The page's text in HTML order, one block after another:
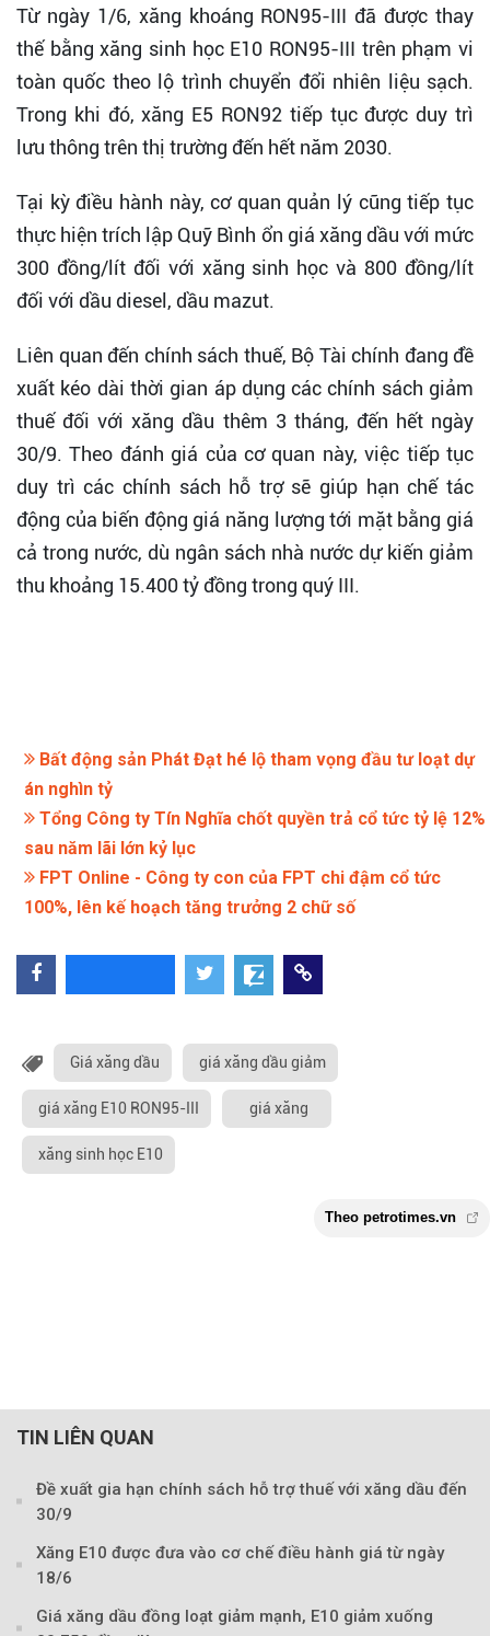
Từ ngày 1/6, xăng khoáng RON95-III đã được thay
thế bằng xăng sinh học E10 RON95-III trên phạm vi
toàn quốc theo lộ trình chuyển đổi nhiên liệu sạch.
Trong khi đó, xăng E5 RON92 tiếp tục được duy trì
lưu thông trên thị trường đến hết năm 2030.
Tại kỳ điều hành này, cơ quan quản lý cũng tiếp tục
thực hiện trích lập Quỹ Bình ổn giá xăng dầu với mức
300 đồng/lít đối với xăng sinh học và 800 đồng/lít
đối với dầu diesel, dầu mazut.
Liên quan đến chính sách thuế, Bộ Tài chính đang đề
xuất kéo dài thời gian áp dụng các chính sách giảm
thuế đối với xăng dầu thêm 3 tháng, đến hết ngày
30/9. Theo đánh giá của cơ quan này, việc tiếp tục
duy trì các chính sách hỗ trợ sẽ giúp hạn chế tác
động của biến động giá năng lượng tới mặt bằng giá
cả trong nước, dù ngân sách nhà nước dự kiến giảm
thu khoảng 15.400 tỷ đồng trong quý III.
Bất động sản Phát Đạt hé lộ tham vọng đầu tư loạt dự
án nghìn tỷ
Tổng Công ty Tín Nghĩa chốt quyền trả cổ tức tỷ lệ 12%
sau năm lãi lớn kỷ lục
FPT Online - Công ty con của FPT chi đậm cổ tức
100%, lên kế hoạch tăng trưởng 2 chữ số
Giá xăng dầu giá xăng dầu giảm
giá xăng E10 RON95-III giá xăng
xăng sinh học E10
Theo
TIN LIÊN QUAN
Đề xuất gia hạn chính sách hỗ trợ thuế với xăng dầu đến
30/9
Xăng E10 được đưa vào cơ chế điều hành giá từ ngày
18/6
Giá xăng dầu đồng loạt giảm mạnh, E10 giảm xuống